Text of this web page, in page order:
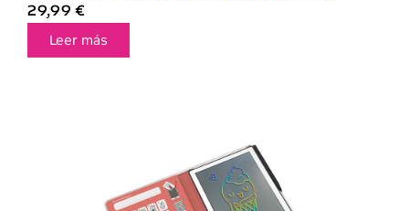
29,99 €
Leer más